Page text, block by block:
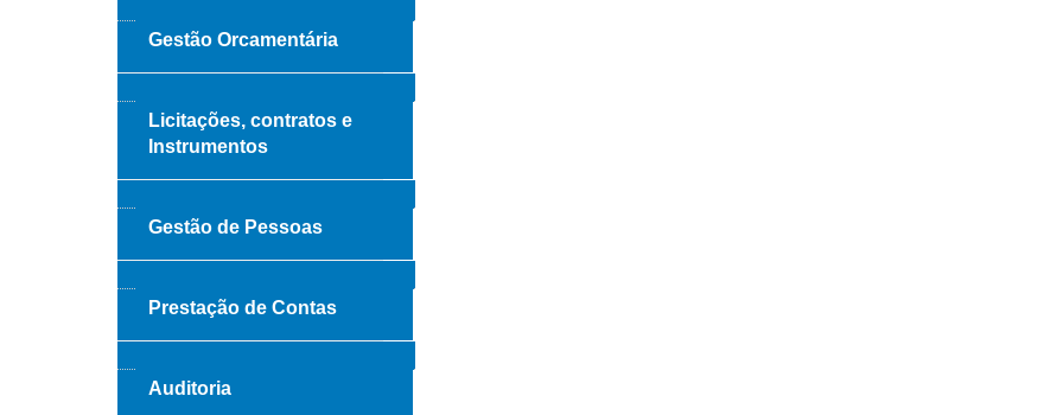
Gestão Orcamentária
Licitações, contratos e
Instrumentos
Gestão de Pessoas
Prestação de Contas
Auditoria